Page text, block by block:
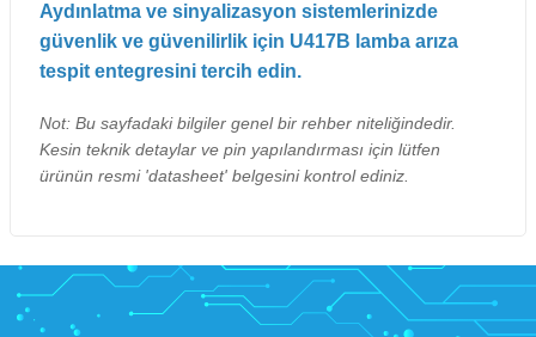
Aydınlatma ve sinyalizasyon sistemlerinizde
güvenlik ve güvenilirlik için U417B lamba arıza
tespit entegresini tercih edin.
Not: Bu sayfadaki bilgiler genel bir rehber niteliğindedir.
Kesin teknik detaylar ve pin yapılandırması için lütfen
ürünün resmi 'datasheet' belgesini kontrol ediniz.